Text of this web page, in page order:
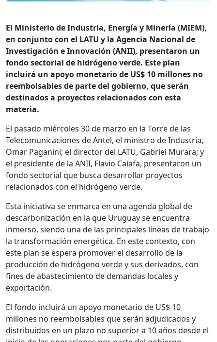
El Ministerio de Industria, Energía y Minería (MIEM),
en conjunto con el LATU y la Agencia Nacional de
Investigación e Innovación (ANII), presentaron un
fondo sectorial de hidrógeno verde. Este plan
incluirá un apoyo monetario de US$ 10 millones no
reembolsables de parte del gobierno, que serán
destinados a proyectos relacionados con esta
materia.
El pasado miércoles 30 de marzo en la Torre de las
Telecomunicaciones de Antel, el ministro de Industria,
Omar Paganini; el director del LATU, Gabriel Murara; y
el presidente de la ANII, Flavio Caiafa, presentaron un
fondo sectorial que busca desarrollar proyectos
relacionados con el hidrógeno verde.
Esta iniciativa se enmarca en una agenda global de
descarbonización en la que Uruguay se encuentra
inmerso, siendo una de las principales líneas de trabajo
la transformación energética. En este contexto, con
este plan se espera promover el desarrollo de la
producción de hidrógeno verde y sus derivados, con
fines de abastecimiento de demandas locales y
exportación.
El fondo incluirá un apoyo monetario de US$ 10
millones no reembolsables que serán adjudicados y
distribuidos en un plazo no superior a 10 años desde el